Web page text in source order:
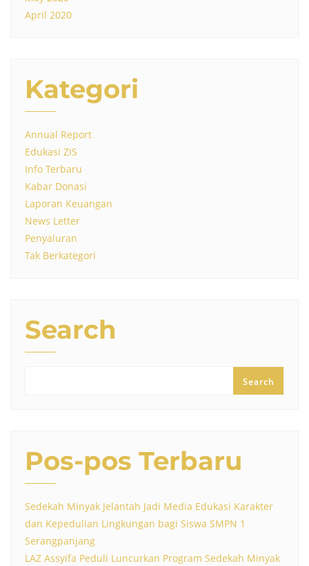
April 2020
Kategori
Annual Report
Edukasi ZIS
Info Terbaru
Kabar Donasi
Laporan Keuangan
News Letter
Penyaluran
Tak Berkategori
Search
Search
Pos-pos Terbaru
Sedekah Minyak Jelantah Jadi Media Edukasi Karakter
dan Kepedulian Lingkungan bagi Siswa SMPN 1
Serangpanjang
LAZ Assyifa Peduli Luncurkan Program Sedekah Minyak